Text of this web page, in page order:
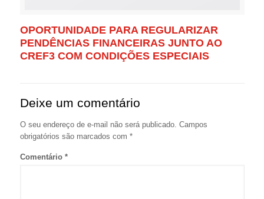
OPORTUNIDADE PARA REGULARIZAR
PENDÊNCIAS FINANCEIRAS JUNTO AO
CREF3 COM CONDIÇÕES ESPECIAIS
Deixe um comentário
O seu endereço de e-mail não será publicado. Campos
obrigatórios são marcados com *
Comentário *